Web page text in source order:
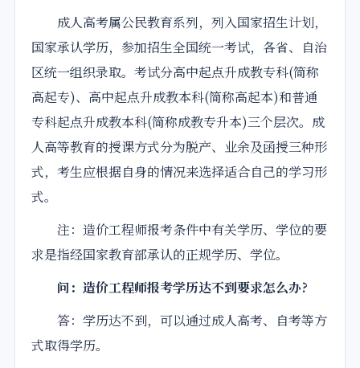
成人高考属公民教育系列，列入国家招生计划，
国家承认学历，参加招生全国统一考试，各省、自治
区统一组织录取。考试分高中起点升成教专科(简称
高起专)、高中起点升成教本科(简称高起本)和普通
专科起点升成教本科(简称成教专升本)三个层次。成
人高等教育的授课方式分为脱产、业余及函授三种形
式，考生应根据自身的情况来选择适合自己的学习形
式。
注：造价工程师报考条件中有关学历、学位的要
求是指经国家教育部承认的正规学历、学位。
问：造价工程师报考学历达不到要求怎么办?
答：学历达不到，可以通过成人高考、自考等方
式取得学历。